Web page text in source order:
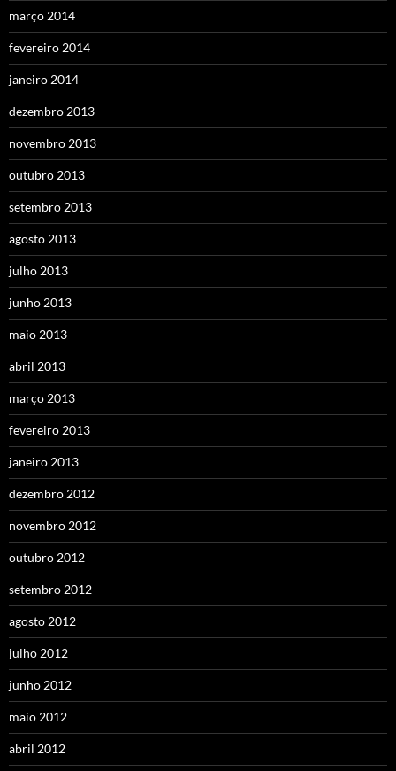
março 2014
fevereiro 2014
janeiro 2014
dezembro 2013
novembro 2013
outubro 2013
setembro 2013
agosto 2013
julho 2013
junho 2013
maio 2013
abril 2013
março 2013
fevereiro 2013
janeiro 2013
dezembro 2012
novembro 2012
outubro 2012
setembro 2012
agosto 2012
julho 2012
junho 2012
maio 2012
abril 2012